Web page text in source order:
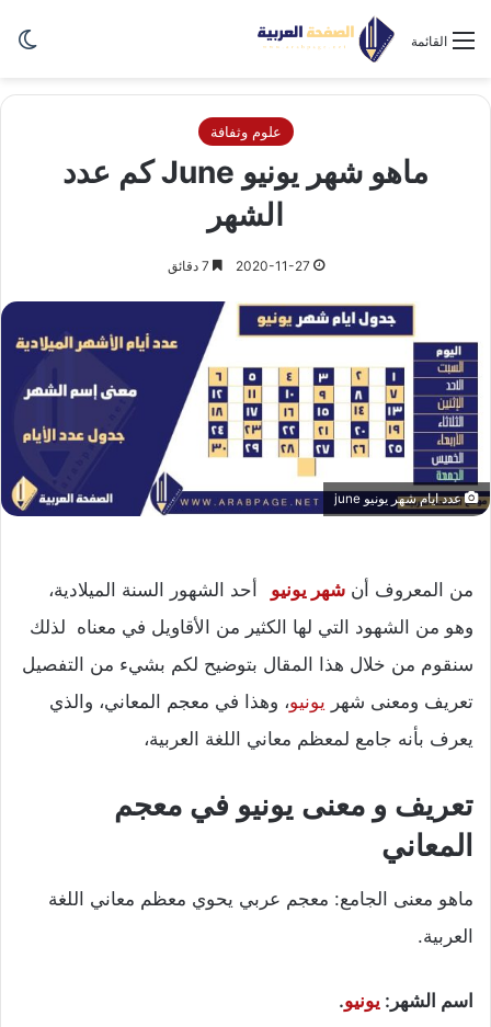
القائمة
علوم وثفافة
ماهو شهر يونيو June كم عدد
الشهر
2020-11-27
عدد ايام شهر يونيو june
من المعروف أن شهر يونيو
أحد الشهور السنة الميلادية،
وهو من الشهود التي لها الكثير من الأقاويل في معناه لذلك
سنقوم من خلال هذا المقال بتوضيح لكم بشيء من التفصيل
تعريف ومعنى شهر يونيو، وهذا في معجم المعاني، والذي
يعرف بأنه جامع لمعظم معاني اللغة العربية،
تعريف و معنى يونيو في معجم
المعاني
ماهو معنى الجامع: معجم عربي يحوي معظم معاني اللغة
العربية.
اسم الشهر: يونيو.